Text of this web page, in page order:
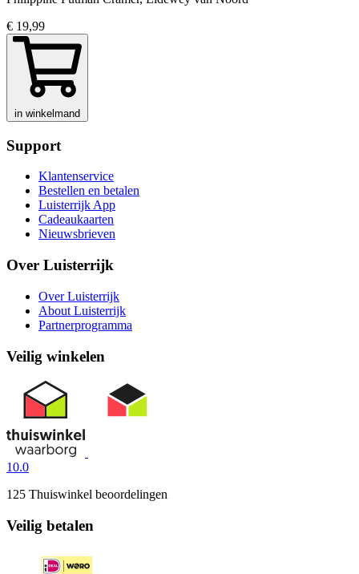
€ 19,99
in winkelmand
Support
Klantenservice
Bestellen en betalen
Luisterrijk App
Cadeaukaarten
Nieuwsbrieven
Over Luisterrijk
Over Luisterrijk
About Luisterrijk
Partnerprogramma
Veilig winkelen
10.0
125 Thuiswinkel beoordelingen
Veilig betalen